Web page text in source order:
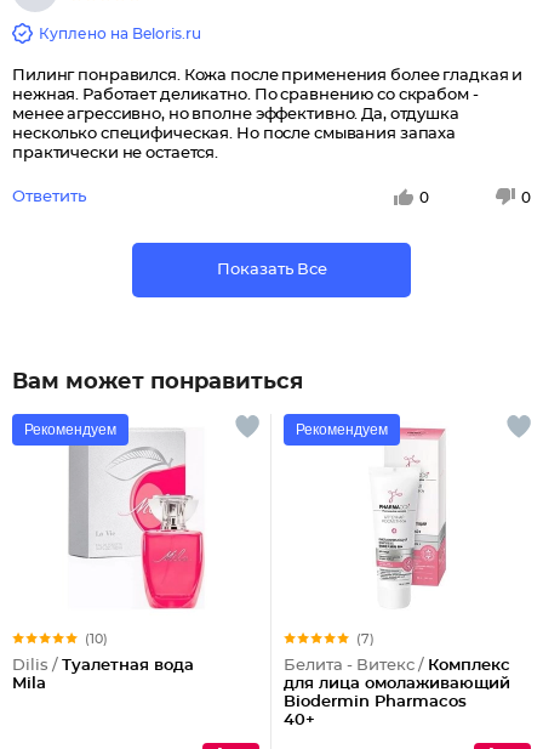
Куплено на Beloris.ru
Пилинг понравился. Кожа после применения более гладкая и
нежная. Работает деликатно. По сравнению со скрабом -
менее агрессивно, но вполне эффективно. Да, отдушка
несколько специфическая. Но после смывания запаха
практически не остается.
Ответить 0 0
Показать Все
Вам может понравиться
Рекомендуем
(10)
Dilis / Туалетная вода
Mila
Рекомендуем
(7)
Белита - Витекс / Комплекс
для лица омолаживающий
Biodermin Pharmacos
40+